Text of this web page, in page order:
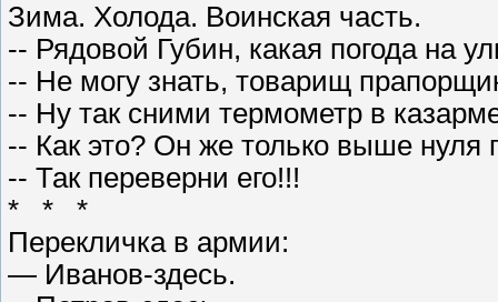
Зима. Холода. Воинская часть.
-- Рядовой Губин, какая погода на
-- Не могу знать, товарищ
-- Ну так сними термометр в
-- Как это? Он же только выше нуля
-- Так переверни его!!!
* * *
Перекличка в армии:
— Иванов-здесь.